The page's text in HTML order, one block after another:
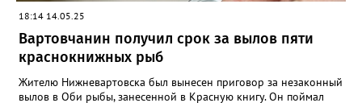
18:14 14.05.25
Вартовчанин получил срок за вылов пяти
краснокнижных рыб
Жителю Нижневартовска был вынесен приговор за незаконный
вылов в Оби рыбы, занесенной в Красную книгу. Он поймал